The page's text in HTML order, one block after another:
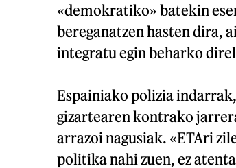
«demokratiko» batekin
bereganatzen hasten dira,
integratu egin beharko
Espainiako polizia
gizartearen kontrako
arrazoi nagusiak. «ETAri
politika nahi zuen, ez